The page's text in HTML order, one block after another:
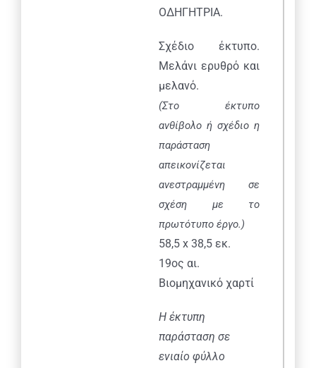
ΟΔΗΓΗΤΡΙΑ.
Σχέδιο έκτυπο.
Μελάνι ερυθρό και
μελανό.
(Στο έκτυπο
ανθίβολο ή σχέδιο η
παράσταση
απεικονίζεται
ανεστραμμένη σε
σχέση με το
πρωτότυπο έργο.)
58,5 x 38,5 εκ.
19oς αι.
Βιομηχανικό χαρτί
Η έκτυπη
παράσταση σε
ενιαίο φύλλο